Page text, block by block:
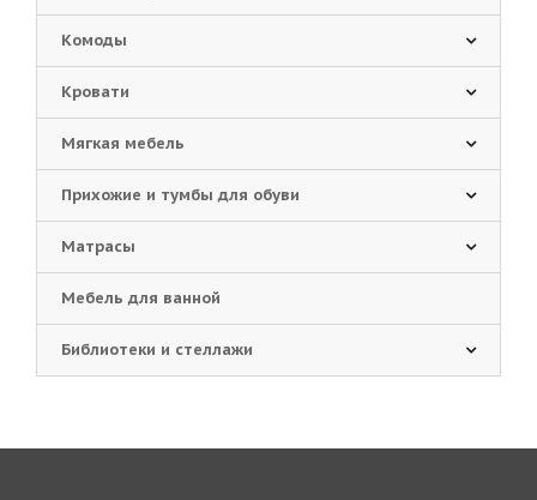
Комоды
Кровати
Мягкая мебель
Прихожие и тумбы для обуви
Матрасы
Мебель для ванной
Библиотеки и стеллажи